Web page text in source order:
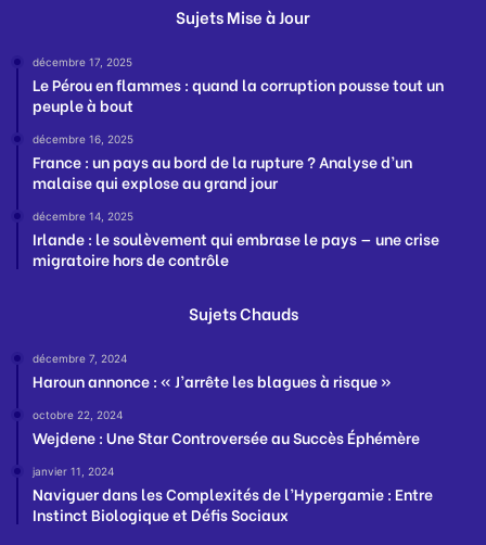
Sujets Mise à Jour
décembre 17, 2025
Le Pérou en flammes : quand la corruption pousse tout un
peuple à bout
décembre 16, 2025
France : un pays au bord de la rupture ? Analyse d’un
malaise qui explose au grand jour
décembre 14, 2025
Irlande : le soulèvement qui embrase le pays — une crise
migratoire hors de contrôle
Sujets Chauds
décembre 7, 2024
Haroun annonce : « J’arrête les blagues à risque »
octobre 22, 2024
Wejdene : Une Star Controversée au Succès Éphémère
janvier 11, 2024
Naviguer dans les Complexités de l’Hypergamie : Entre
Instinct Biologique et Défis Sociaux